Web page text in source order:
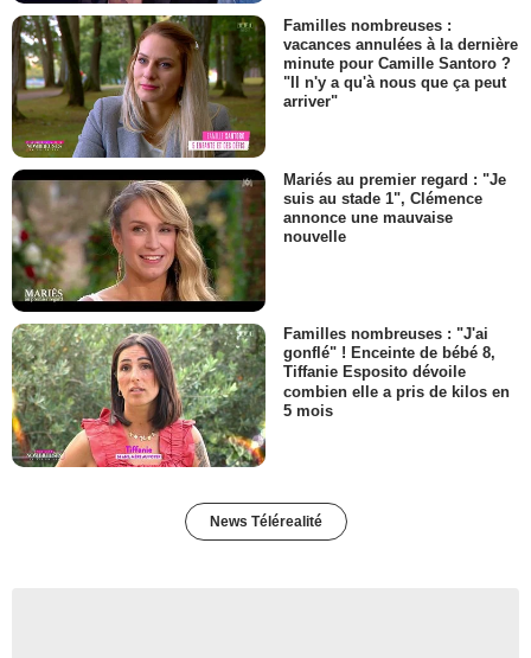
Familles nombreuses :
vacances annulées à la dernière
minute pour Camille Santoro ?
"Il n'y a qu'à nous que ça peut
arriver"
Mariés au premier regard : "Je
suis au stade 1", Clémence
annonce une mauvaise
nouvelle
Familles nombreuses : "J'ai
gonflé" ! Enceinte de bébé 8,
Tiffanie Esposito dévoile
combien elle a pris de kilos en
5 mois
News Télérealité